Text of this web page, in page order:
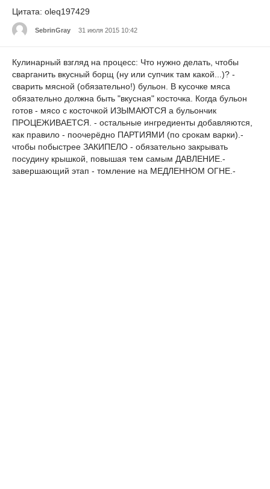
Цитата: oleq197429
SebrinGray 31 июля 2015 10:42
Кулинарный взгляд на процесс: Что нужно делать, чтобы
сварганить вкусный борщ (ну или супчик там какой...)? -
сварить мясной (обязательно!) бульон. В кусочке мяса
обязательно должна быть "вкусная" косточка. Когда бульон
готов - мясо с косточкой ИЗЫМАЮТСЯ а бульончик
ПРОЦЕЖИВАЕТСЯ. - остальные ингредиенты добавляются,
как правило - поочерёдно ПАРТИЯМИ (по срокам варки).-
чтобы побыстрее ЗАКИПЕЛО - обязательно закрывать
посудину крышкой, повышая тем самым ДАВЛЕНИЕ.-
завершающий этап - томление на МЕДЛЕННОМ ОГНЕ.-